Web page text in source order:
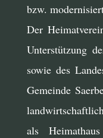
bzw.
Der
Unterstützung
sowie des
Gemeinde
als